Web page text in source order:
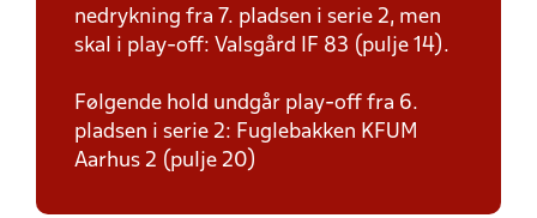
nedrykning fra 7. pladsen i serie 2, men
skal i play-off: Valsgård IF 83 (pulje 14).
Følgende hold undgår play-off fra 6.
pladsen i serie 2: Fuglebakken KFUM
Aarhus 2 (pulje 20)